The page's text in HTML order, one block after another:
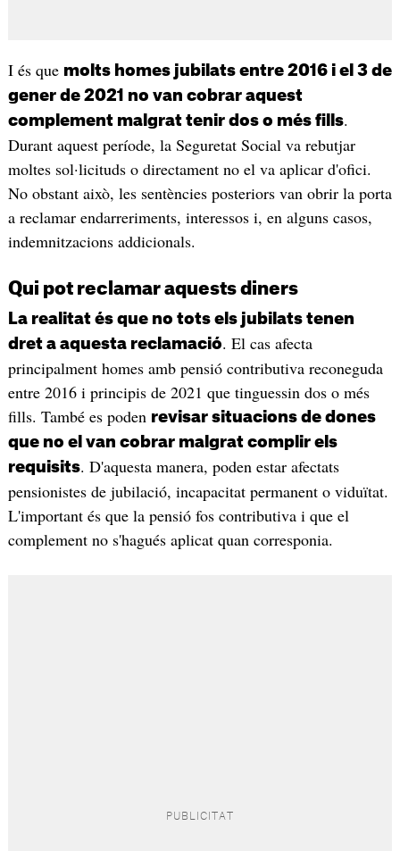
I és que molts homes jubilats entre 2016 i el 3 de
gener de 2021 no van cobrar aquest
complement malgrat tenir dos o més fills.
Durant aquest període, la Seguretat Social va rebutjar
moltes sol·licituds o directament no el va aplicar d'ofici.
No obstant això, les sentències posteriors van obrir la porta
a reclamar endarreriments, interessos i, en alguns casos,
indemnitzacions addicionals.
Qui pot reclamar aquests diners
La realitat és que no tots els jubilats tenen
dret a aquesta reclamació. El cas afecta
principalment homes amb pensió contributiva reconeguda
entre 2016 i principis de 2021 que tinguessin dos o més
fills. També es poden revisar situacions de dones
que no el van cobrar malgrat complir els
requisits. D'aquesta manera, poden estar afectats
pensionistes de jubilació, incapacitat permanent o viduïtat.
L'important és que la pensió fos contributiva i que el
complement no s'hagués aplicat quan corresponia.